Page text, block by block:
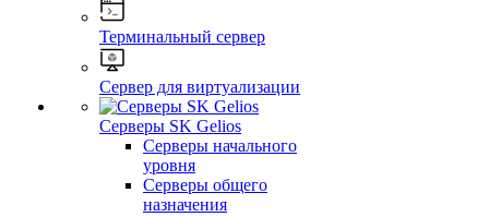
Терминальный сервер
Сервер для виртуализации
Серверы SK Gelios
Серверы начального
уровня
Серверы общего
назначения